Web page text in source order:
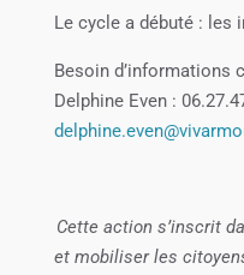
Le cycle a débuté :
Besoin d’informations
Delphine Even :
Cette action s’inscrit
et mobiliser les